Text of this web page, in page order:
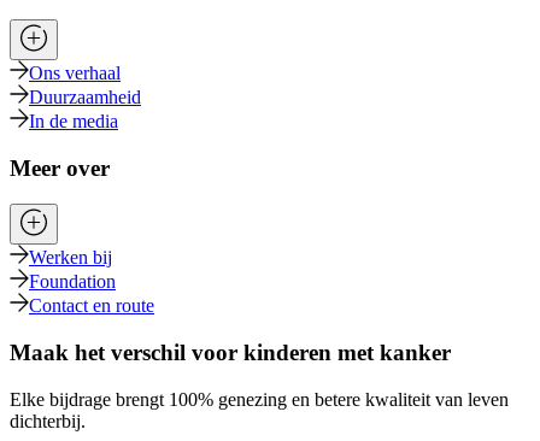
Ons verhaal
Duurzaamheid
In de media
Meer over
Werken bij
Foundation
Contact en route
Maak het verschil voor kinderen met kanker
Elke bijdrage brengt 100% genezing en betere kwaliteit van leven
dichterbij.